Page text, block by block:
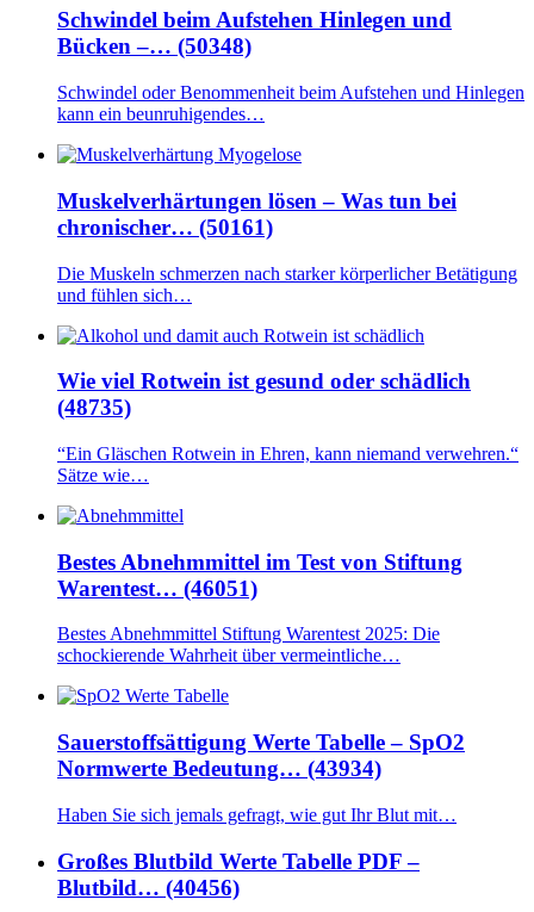
Schwindel beim Aufstehen Hinlegen und
Bücken –… (50348)
Schwindel oder Benommenheit beim Aufstehen und Hinlegen
kann ein beunruhigendes…
Muskelverhärtungen lösen – Was tun bei
chronischer… (50161)
Die Muskeln schmerzen nach starker körperlicher Betätigung
und fühlen sich…
Wie viel Rotwein ist gesund oder schädlich
(48735)
“Ein Gläschen Rotwein in Ehren, kann niemand verwehren.“
Sätze wie…
Bestes Abnehmmittel im Test von Stiftung
Warentest… (46051)
Bestes Abnehmmittel Stiftung Warentest 2025: Die
schockierende Wahrheit über vermeintliche…
Sauerstoffsättigung Werte Tabelle – SpO2
Normwerte Bedeutung… (43934)
Haben Sie sich jemals gefragt, wie gut Ihr Blut mit…
Großes Blutbild Werte Tabelle PDF –
Blutbild… (40456)